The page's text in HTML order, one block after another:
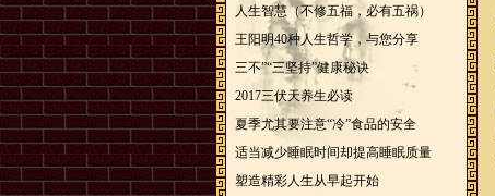
人生智慧（不修五福，必有五祸）
王阳明40种人生哲学，与您分享
三不”“三坚持”健康秘诀
2017三伏天养生必读
夏季尤其要注意“冷”食品的安全
适当减少睡眠时间却提高睡眠质量
塑造精彩人生从早起开始